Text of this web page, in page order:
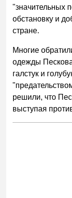
"значительных
обстановку и
стране.
Многие
одежды
галстук и
решили, что
выступая